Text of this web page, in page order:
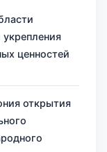
ценностей
открытия